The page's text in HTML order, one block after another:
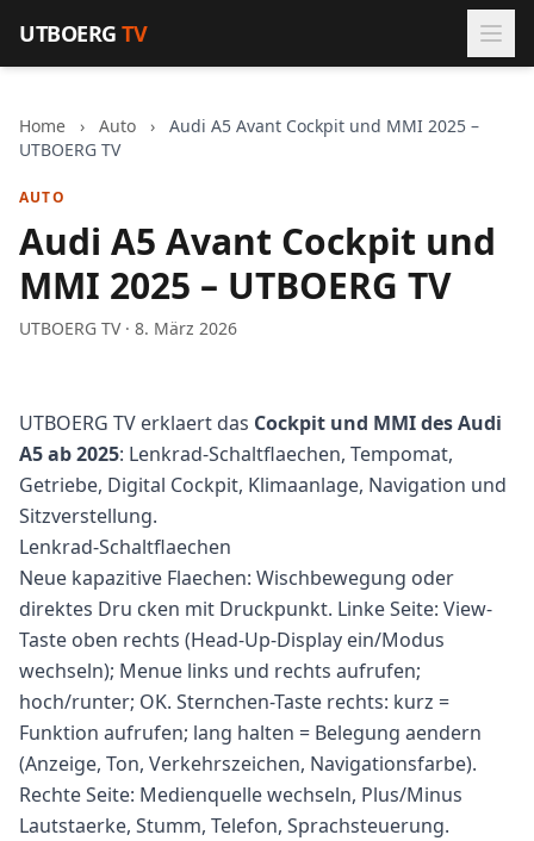
UTBOERGTV
Home › Auto ›
Audi A5 Avant Cockpit und MMI 2025 –
UTBOERG TV
AUTO
Audi A5 Avant Cockpit und
MMI 2025 – UTBOERG TV
UTBOERG TV · 8. März 2026
UTBOERG TV erklaert das Cockpit und MMI des Audi
A5 ab 2025: Lenkrad-Schaltflaechen, Tempomat,
Getriebe, Digital Cockpit, Klimaanlage, Navigation und
Sitzverstellung.
Lenkrad-Schaltflaechen
Neue kapazitive Flaechen: Wischbewegung oder
direktes Dru cken mit Druckpunkt. Linke Seite: View-
Taste oben rechts (Head-Up-Display ein/Modus
wechseln); Menue links und rechts aufrufen;
hoch/runter; OK. Sternchen-Taste rechts: kurz =
Funktion aufrufen; lang halten = Belegung aendern
(Anzeige, Ton, Verkehrszeichen, Navigationsfarbe).
Rechte Seite: Medienquelle wechseln, Plus/Minus
Lautstaerke, Stumm, Telefon, Sprachsteuerung.